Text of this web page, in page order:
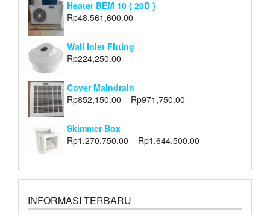
Heater BEM 10 ( 20D )
Rp48,561,600.00
Wall Inlet Fitting
Rp224,250.00
Cover Maindrain
Rp852,150.00 – Rp971,750.00
Skimmer Box
Rp1,270,750.00 – Rp1,644,500.00
INFORMASI TERBARU